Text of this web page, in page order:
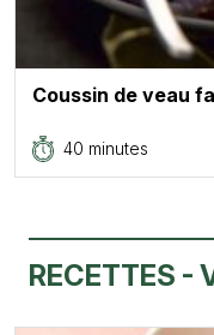
Coussin de veau
40 minutes
RECETTES -